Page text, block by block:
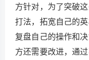
方针对，为了突破
打法，拓宽自己的
复盘自己的操作和
方还需要改进，通